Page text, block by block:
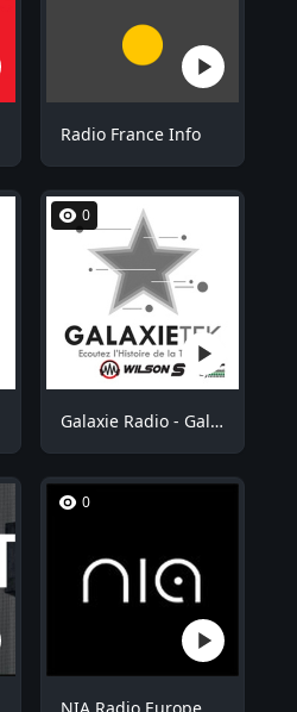
Radio France Info
0
Galaxie Radio - GalaxieTek
0